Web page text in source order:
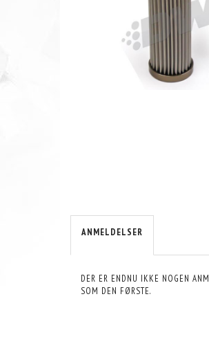
ANMELDELSER
DER ER ENDNU IKKE NOGEN
SOM DEN FØRSTE.